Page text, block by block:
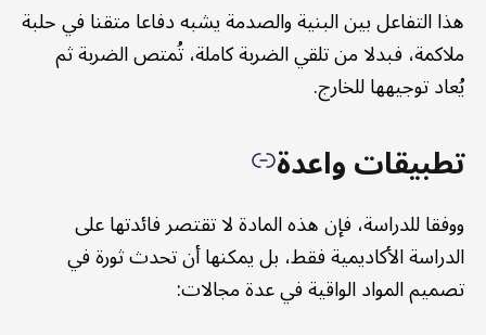
هذا التفاعل بين البنية والصدمة يشبه دفاعا متقنا في حلبة
ملاكمة، فبدلا من تلقي الضربة كاملة، تُمتص الضربة ثم
يُعاد توجيهها للخارج.
تطبيقات واعدة
ووفقا للدراسة، فإن هذه المادة لا تقتصر فائدتها على
الدراسة الأكاديمية فقط، بل يمكنها أن تحدث ثورة في
تصميم المواد الواقية في عدة مجالات: